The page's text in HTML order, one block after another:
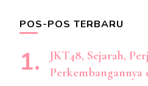
POS-POS TERBARU
JKT48, Sejarah,
Perkembangannya